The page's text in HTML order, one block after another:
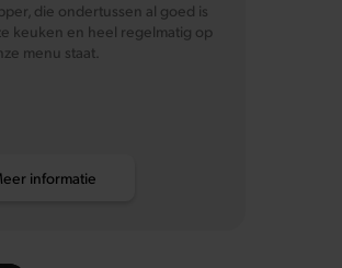
die ondertussen al goed is
keuken en heel regelmatig op
menu staat.
informatie